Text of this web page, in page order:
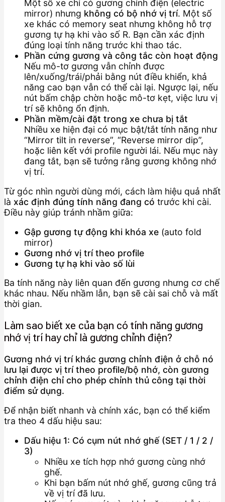
Một số xe chỉ có gương chỉnh điện (electric
mirror) nhưng không có bộ nhớ vị trí. Một số
xe khác có memory seat nhưng không hỗ trợ
gương tự hạ khi vào số R. Bạn cần xác định
đúng loại tính năng trước khi thao tác.
Phần cứng gương và công tắc còn hoạt động
Nếu mô-tơ gương vẫn chỉnh được
lên/xuống/trái/phải bằng nút điều khiển, khả
năng cao bạn vẫn có thể cài lại. Ngược lại, nếu
nút bấm chập chờn hoặc mô-tơ kẹt, việc lưu vị
trí sẽ không ổn định.
Phần mềm/cài đặt trong xe chưa bị tắt
Nhiều xe hiện đại có mục bật/tắt tính năng như
“Mirror tilt in reverse”, “Reverse mirror dip”,
hoặc liên kết với profile người lái. Nếu mục này
đang tắt, bạn sẽ tưởng rằng gương không nhớ
vị trí.
Từ góc nhìn người dùng mới, cách làm hiệu quả nhất
là xác định đúng tính năng đang có trước khi cài.
Điều này giúp tránh nhầm giữa:
Gập gương tự động khi khóa xe (auto fold
mirror)
Gương nhớ vị trí theo profile
Gương tự hạ khi vào số lùi
Ba tính năng này liên quan đến gương nhưng cơ chế
khác nhau. Nếu nhầm lẫn, bạn sẽ cài sai chỗ và mất
thời gian.
Làm sao biết xe của bạn có tính năng gương
nhớ vị trí hay chỉ là gương chỉnh điện?
Gương nhớ vị trí khác gương chỉnh điện ở chỗ nó
lưu lại được vị trí theo profile/bộ nhớ, còn gương
chỉnh điện chỉ cho phép chỉnh thủ công tại thời
điểm sử dụng.
Để nhận biết nhanh và chính xác, bạn có thể kiểm
tra theo 4 dấu hiệu sau:
Dấu hiệu 1: Có cụm nút nhớ ghế (SET / 1 / 2 /
3)
Nhiều xe tích hợp nhớ gương cùng nhớ
ghế.
Khi bạn bấm nút nhớ ghế, gương cũng trả
về vị trí đã lưu.